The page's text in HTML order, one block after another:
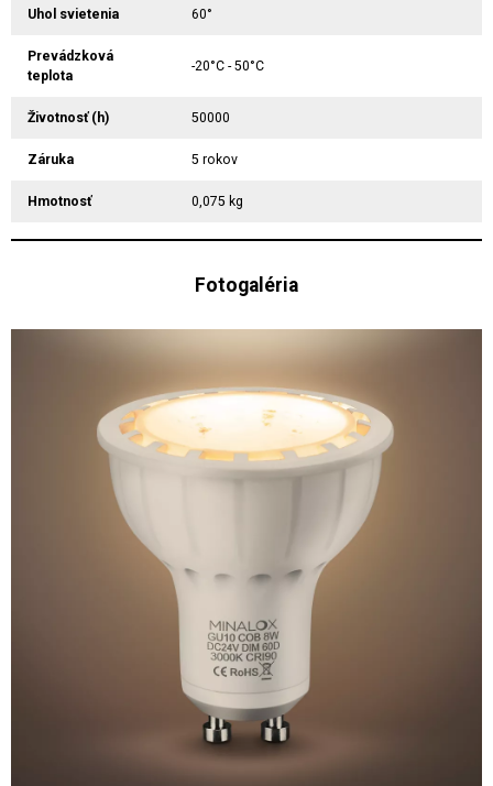
Uhol svietenia 60°
Prevádzková
teplota
-20°C - 50°C
Životnosť (h) 50000
Záruka 5 rokov
Hmotnosť 0,075 kg
Fotogaléria